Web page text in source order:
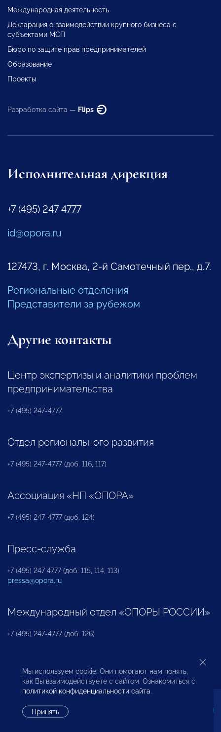
Международная деятельность
Декларация о взаимодействии крупного бизнеса с
субъектами МСП
Бюро по защите прав предпринимателей
Образование
Проекты
Разработка сайта — Flips
Исполнительная дирекция
+7 (495) 247 4777
id@opora.ru
127473, г. Москва, 2-й Самотечный пер., д.7.
Региональные отделения
Представители за рубежом
Другие контакты
Центр экспертизы и аналитики проблем
предпринимательства
+7 (495) 247-4777
Отдел регионального развития
+7 (495) 247-4777 (доб. 116, 117)
Ассоциация «НП «ОПОРА»
+7 (495) 247-4777 (доб. 124)
Пресс-служба
+7 (495) 247 4777 (доб. 115, 114, 113)
pressa@opora.ru
Международный отдел «ОПОРЫ РОССИИ»
+7 (495) 247-4777 (доб. 126)
Бюро по защите прав предпринимателей и
инвесторов
Мы используем cookie. Они помогают нам понять,
как Вы взаимодействуете с сайтом. Ознакомиться с
политикой конфиденциальности сайта.
Принять